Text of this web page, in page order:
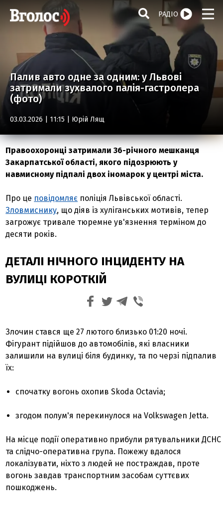
РАДІО
Палив авто одне за одним: у Львові
затримали зухвалого палія-гастролера
(фото)
03.03.2026 | 11:15 | Юрій Лящ
Правоохоронці затримали 36-річного мешканця
Закарпатської області, якого підозрюють у
навмисному підпалі двох іномарок у центрі міста.
Про це повідомляє поліція Львівської області.
Зловмиснику, що діяв із хуліганських мотивів, тепер
загрожує тривале тюремне ув'язнення терміном до
десяти років.
ДЕТАЛІ НІЧНОГО ІНЦИДЕНТУ НА
ВУЛИЦІ КОРОТКІЙ
Злочин стався ще 27 лютого близько 01:20 ночі.
Фігурант підійшов до автомобілів, які власники
залишили на вулиці біля будинку, та по черзі підпалив
їх:
спочатку вогонь охопив Skoda Octavia;
згодом полум'я перекинулося на Volkswagen Jetta.
На місце події оперативно прибули рятувальники ДСНС
та слідчо-оперативна група. Пожежу вдалося
локалізувати, ніхто з людей не постраждав, проте
вогонь завдав транспортним засобам суттєвих
пошкоджень.